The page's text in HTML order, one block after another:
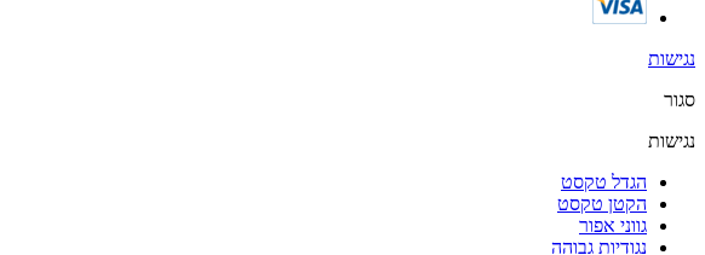
נגישות
סגור
נגישות
הגדל טקסט
הקטן טקסט
גווני אפור
נגודיות גבוהה